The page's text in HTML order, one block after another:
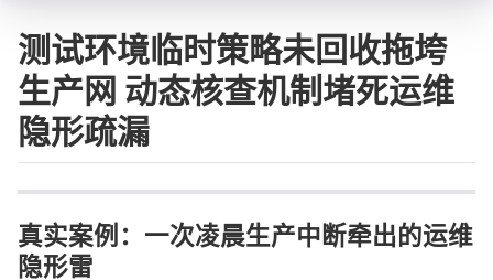
测试环境临时策略未回收拖垮
生产网 动态核查机制堵死运维
隐形疏漏
真实案例：一次凌晨生产中断牵出的运维
隐形雷